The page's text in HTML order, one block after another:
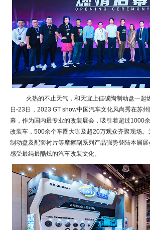
火热的不止天气，和天宜上佳碳陶制动盘一起
日-23日，2023 GT show中国汽车文化风尚秀在苏
幕，作为国内最专业的改装展会，吸引着超过1000
改装车，500余个车圈大咖及超20万观众齐聚现场。
制动盘及配套衬片等摩擦副系列产品强势登陆本届
感受最纯最酷炫的汽车改装文化。